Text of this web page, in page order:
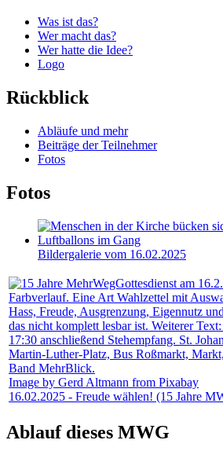
Was ist das?
Wer macht das?
Wer hatte die Idee?
Logo
Rückblick
Abläufe und mehr
Beiträge der Teilnehmer
Fotos
Fotos
Bildergalerie vom 16.02.2025
Image by Gerd Altmann from Pixabay
16.02.2025 - Freude wählen! (15 Jahre
Ablauf dieses MWG